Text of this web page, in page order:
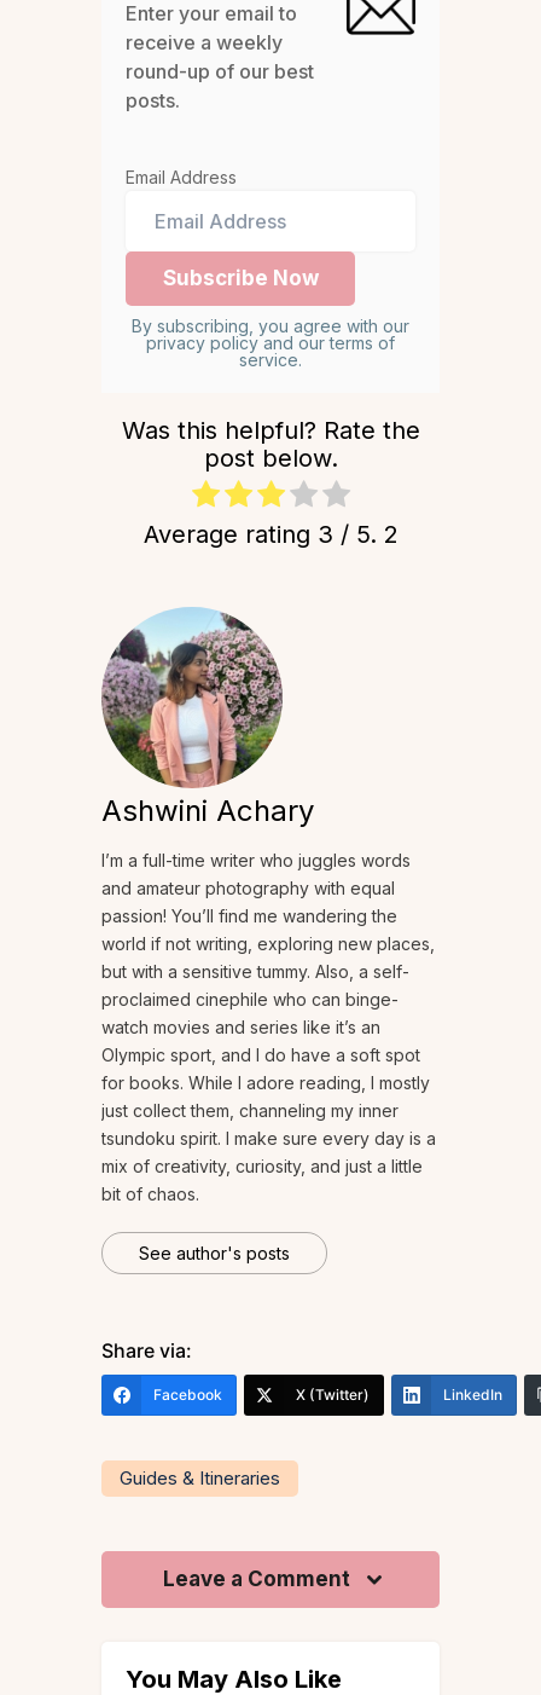
Enter your email to
receive a weekly
round-up of our best
posts.
Email Address
By subscribing, you agree with our
privacy policy and our terms of
service.
Was this helpful? Rate the
post below.
Average rating 3 / 5. 2
Ashwini Achary
I’m a full-time writer who juggles words
and amateur photography with equal
passion! You’ll find me wandering the
world if not writing, exploring new places,
but with a sensitive tummy. Also, a self-
proclaimed cinephile who can binge-
watch movies and series like it’s an
Olympic sport, and I do have a soft spot
for books. While I adore reading, I mostly
just collect them, channeling my inner
tsundoku spirit. I make sure every day is a
mix of creativity, curiosity, and just a little
bit of chaos.
See author's posts
Share via:
Facebook X (Twitter) LinkedIn
Guides & Itineraries
Leave a Comment
You May Also Like